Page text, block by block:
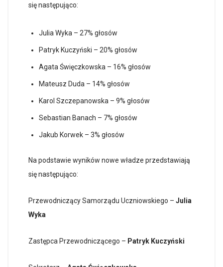
się następująco:
Julia Wyka – 27% głosów
Patryk Kuczyński – 20% głosów
Agata Święczkowska – 16% głosów
Mateusz Duda – 14% głosów
Karol Szczepanowska – 9% głosów
Sebastian Banach – 7% głosów
Jakub Korwek – 3% głosów
Na podstawie wyników nowe władze przedstawiają
się następująco:
Przewodniczący Samorządu Uczniowskiego – Julia
Wyka
Zastępca Przewodniczącego – Patryk Kuczyński